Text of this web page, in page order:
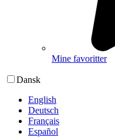
Mine favoritter
Dansk
English
Deutsch
Français
Español